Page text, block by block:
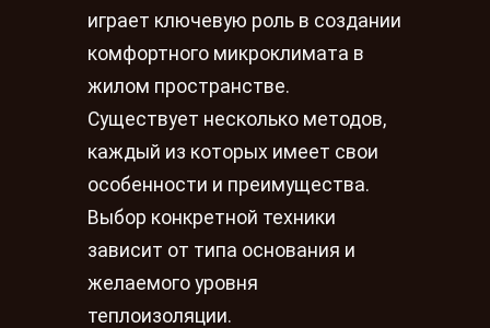
играет ключевую роль в создании
комфортного микроклимата в
жилом пространстве.
Существует несколько методов,
каждый из которых имеет свои
особенности и преимущества.
Выбор конкретной техники
зависит от типа основания и
желаемого уровня
теплоизоляции.